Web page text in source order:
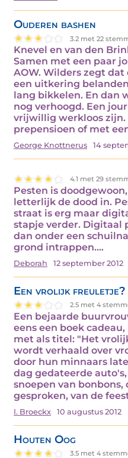
Ouderen bashen
3.2 met 22
Knevel en van den
Samen met een paar
AOW. Wilders zegt
een uitkering
lang bikkelen. En dan
nog verhoogd. Een
vrijwillig werkloos zijn.
prepensioen of met
George Knottnerus 14
4.1 met 29
Pesten is
letterlijk de dood in.
straat is erg maar
stapje verder. Digitaal
dan onder een
grond intrappen.…
Deborah 12 september 2012
Een vrolijk freuletje?
2.5 met 4
Een bejaarde
eens een boek
met als titel: "Het
wordt verhaald over
door hun minnaars
dag gedateerde
snoepen van
gesproken, van de
I. Broeckx 10 augustus 2012
Houten Oog
3.5 met 4